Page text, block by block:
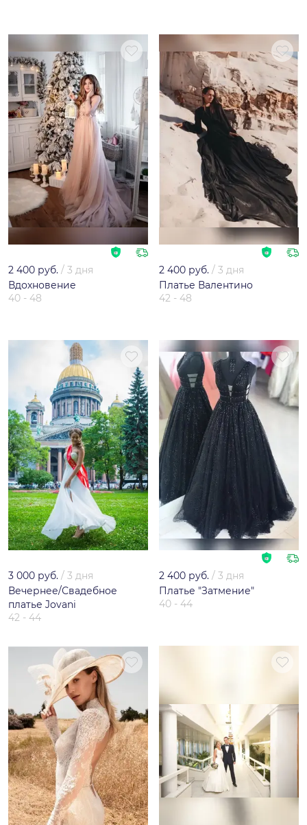
2 400 руб. / 3 дня
Вдохновение
40 - 48
2 400 руб. / 3 дня
Платье Валентино
42 - 48
3 000 руб. / 3 дня
Вечернее/Свадебное
платье Jovani
42 - 44
2 400 руб. / 3 дня
Платье "Затмение"
40 - 44